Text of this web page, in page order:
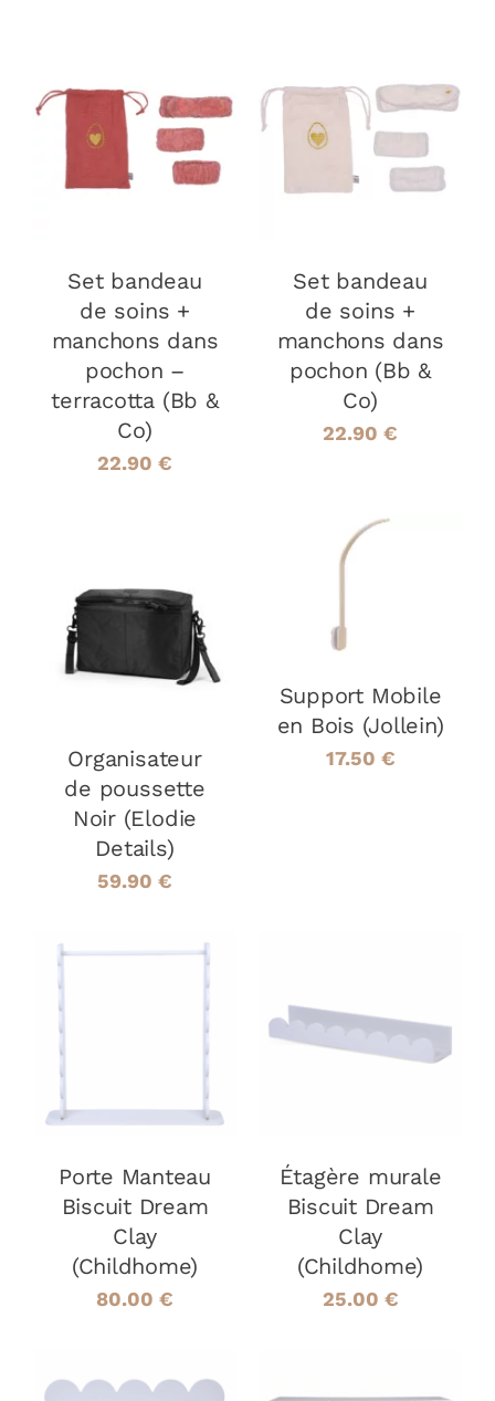
AJOUTER AU
PANIER
Set bandeau
de soins +
manchons dans
pochon –
terracotta (Bb &
Co)
22.90 €
AJOUTER AU
PANIER
DÉTAILS
Set bandeau
de soins +
manchons dans
pochon (Bb &
Co)
22.90 €
AJOUTER AU
Organisateur
de poussette
Noir (Elodie
Details)
59.90 €
AJOUTER AU
Support Mobile
en Bois (Jollein)
17.50 €
Porte Manteau
Biscuit Dream
Clay
(Childhome)
80.00 €
AJOUTER AU
DÉTAILS
Étagère murale
Biscuit Dream
Clay
(Childhome)
25.00 €